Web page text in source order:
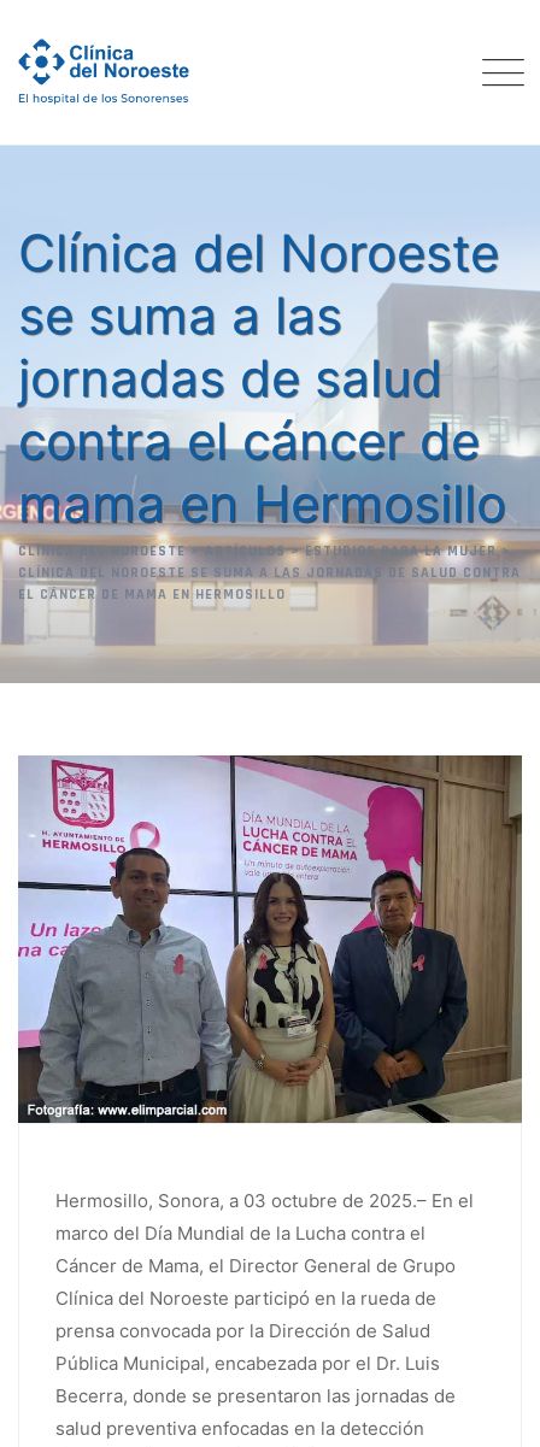
content
Clínica del Noroeste
se suma a las
jornadas de salud
contra el cáncer de
mama en Hermosillo
CLÍNICA DEL NOROESTE>ARTÍCULOS>ESTUDIOS PARA LA MUJER>
CLÍNICA DEL NOROESTE SE SUMA A LAS JORNADAS DE SALUD CONTRA
EL CÁNCER DE MAMA EN HERMOSILLO
Hermosillo, Sonora, a 03 octubre de 2025.– En el
marco del Día Mundial de la Lucha contra el
Cáncer de Mama, el Director General de Grupo
Clínica del Noroeste participó en la rueda de
prensa convocada por la Dirección de Salud
Pública Municipal, encabezada por el Dr. Luis
Becerra, donde se presentaron las jornadas de
salud preventiva enfocadas en la detección